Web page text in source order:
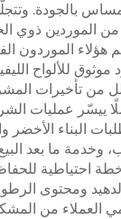
بالجودة.
الموردين ذوي
هؤلاء الموردون
للألواح
من تأخيرات
عمليات
البناء الأخضر
وخدمة ما بعد
احتياطية
ومحتوى
العملاء من